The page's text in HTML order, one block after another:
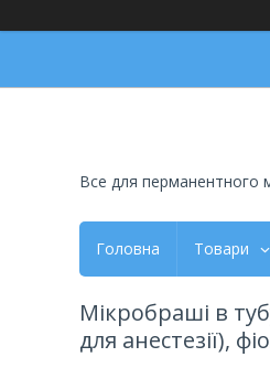
Все для перманентного
Головна Товари
Мікробраші в
для анестезії),